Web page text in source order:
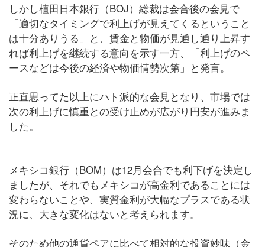
しかし植田日本銀行（BOJ）総裁は会合後の会見で
「適切なタイミングで利上げが見えてくるということ
は十分ありうる」と、賃金と物価が見通し通り上昇す
れば利上げを継続する意向を示す一方、「利上げのペ
ースなどは今後の経済や物価情勢次第」と発言。
正直思ってた以上にハト派的な会見となり、市場では
次の利上げに慎重との受け止めが広がり円安が進みま
した。
メキシコ銀行（BOM）は12月会合でも利下げを決定し
ましたが、それでもメキシコが高金利であることには
変わらないことや、実質金利が大幅なプラスである状
況に、大きな変化はないと考えられます。
そのため他の通貨ペアに比べて相対的な投資妙味（金